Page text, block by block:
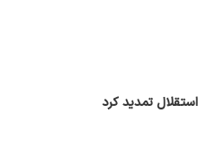
تمدید کرد